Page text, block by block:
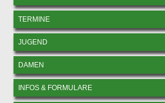
TERMINE
JUGEND
DAMEN
INFOS & FORMULARE